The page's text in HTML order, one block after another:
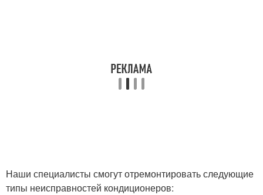
Наши специалисты смогут отремонтировать следующие
типы неисправностей кондиционеров: